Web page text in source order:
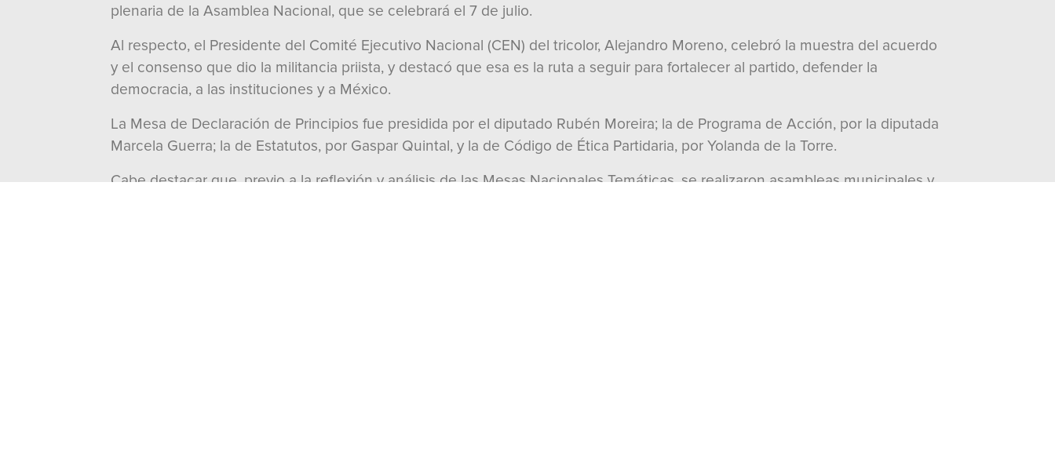
plenaria de la Asamblea Nacional, que se celebrará el 7 de julio.
Al respecto, el Presidente del Comité Ejecutivo Nacional (CEN) del tricolor, Alejandro Moreno, celebró la muestra del acuerdo
y el consenso que dio la militancia priista, y destacó que esa es la ruta a seguir para fortalecer al partido, defender la
democracia, a las instituciones y a México.
La Mesa de Declaración de Principios fue presidida por el diputado Rubén Moreira; la de Programa de Acción, por la diputada
Marcela Guerra; la de Estatutos, por Gaspar Quintal, y la de Código de Ética Partidaria, por Yolanda de la Torre.
Cabe destacar que, previo a la reflexión y análisis de las Mesas Nacionales Temáticas, se realizaron asambleas municipales y